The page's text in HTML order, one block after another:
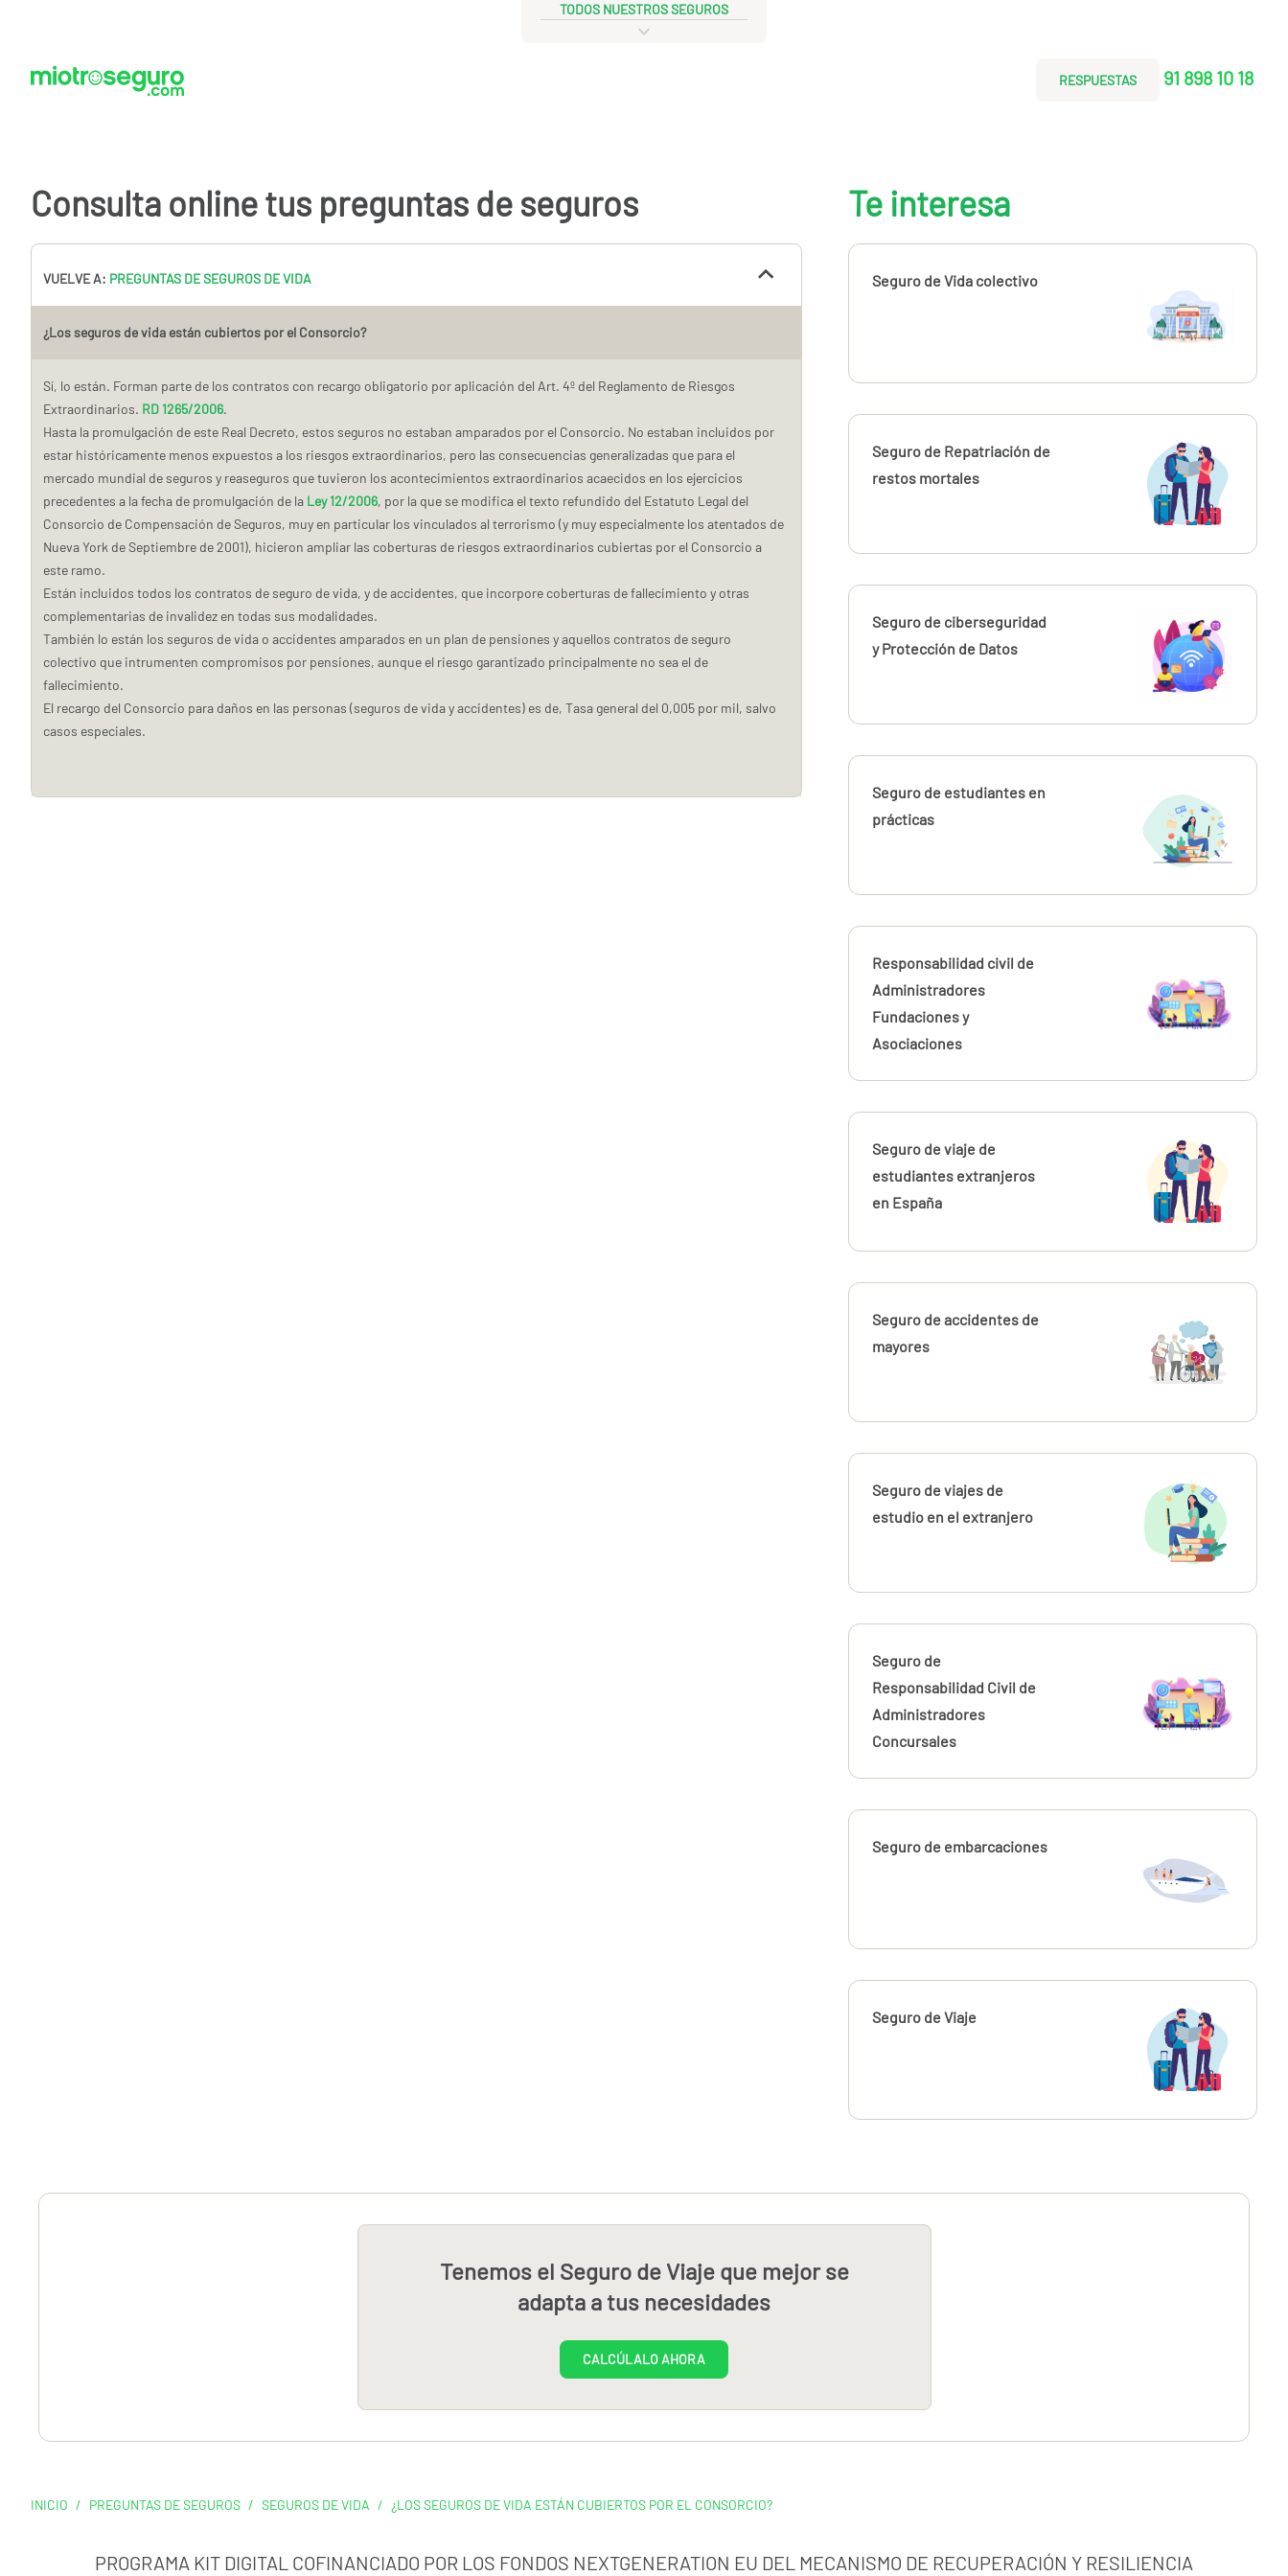
TODOS NUESTROS SEGUROS
RESPUESTAS 91 898 10 18
Consulta online tus preguntas de seguros
VUELVE A: PREGUNTAS DE SEGUROS DE VIDA
¿Los seguros de vida están cubiertos por el Consorcio?
Sí, lo están. Forman parte de los contratos con recargo obligatorio por aplicación del Art. 4º del Reglamento de Riesgos
Extraordinarios. RD 1265/2006.
Hasta la promulgación de este Real Decreto, estos seguros no estaban amparados por el Consorcio. No estaban incluidos por
estar históricamente menos expuestos a los riesgos extraordinarios, pero las consecuencias generalizadas que para el
mercado mundial de seguros y reaseguros que tuvieron los acontecimientos extraordinarios acaecidos en los ejercicios
precedentes a la fecha de promulgación de la Ley 12/2006, por la que se modifica el texto refundido del Estatuto Legal del
Consorcio de Compensación de Seguros, muy en particular los vinculados al terrorismo (y muy especialmente los atentados de
Nueva York de Septiembre de 2001), hicieron ampliar las coberturas de riesgos extraordinarios cubiertas por el Consorcio a
este ramo.
Están incluidos todos los contratos de seguro de vida, y de accidentes, que incorpore coberturas de fallecimiento y otras
complementarias de invalidez en todas sus modalidades.
También lo están los seguros de vida o accidentes amparados en un plan de pensiones y aquellos contratos de seguro
colectivo que intrumenten compromisos por pensiones, aunque el riesgo garantizado principalmente no sea el de
fallecimiento.
El recargo del Consorcio para daños en las personas (seguros de vida y accidentes) es de, Tasa general del 0,005 por mil, salvo
casos especiales.
Te interesa
Seguro de Vida colectivo
Seguro de Repatriación de
restos mortales
Seguro de ciberseguridad
y Protección de Datos
Seguro de estudiantes en
prácticas
Responsabilidad civil de
Administradores
Fundaciones y
Asociaciones
Seguro de viaje de
estudiantes extranjeros
en España
Seguro de accidentes de
mayores
Seguro de viajes de
estudio en el extranjero
Seguro de
Responsabilidad Civil de
Administradores
Concursales
Seguro de embarcaciones
Seguro de Viaje
Tenemos el Seguro de Viaje que mejor se
adapta a tus necesidades
CALCÚLALO AHORA
INICIO / PREGUNTAS DE SEGUROS / SEGUROS DE VIDA / ¿LOS SEGUROS DE VIDA ESTÁN CUBIERTOS POR EL CONSORCIO?
PROGRAMA KIT DIGITAL COFINANCIADO POR LOS FONDOS NEXTGENERATION EU DEL MECANISMO DE RECUPERACIÓN Y RESILIENCIA